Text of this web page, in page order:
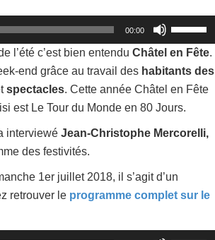
00:00
les
flèches
haut/bas
pour
augmenter
ou
le
l’été c’est bien entendu Châtel en Fête.
end grâce au travail des habitants des
spectacles. Cette année Châtel en Fête
est Le Tour du Monde en 80 Jours.
interviewé Jean-Christophe Mercorelli,
des festivités.
1er juillet 2018, il s’agit d’un
retrouver le programme complet sur le